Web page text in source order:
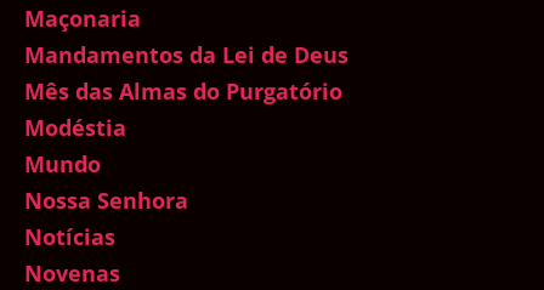
Maçonaria
Mandamentos da Lei de Deus
Mês das Almas do Purgatório
Modéstia
Mundo
Nossa Senhora
Notícias
Novenas